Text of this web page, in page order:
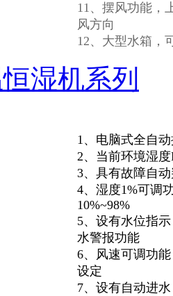
11、摆风功能，
风方向
12、大型水箱，
湿机系列
1、电脑式全自
2、当前环境湿
3、具有故障自
4、湿度1%可调
10%~98%
5、设有水位指
水警报功能
6、风速可调功
设定
7、设有自动进